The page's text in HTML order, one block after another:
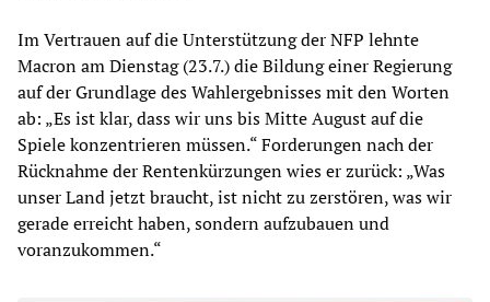
Im Vertrauen auf die Unterstützung der NFP lehnte
Macron am Dienstag (23.7.) die Bildung einer Regierung
auf der Grundlage des Wahlergebnisses mit den Worten
ab: „Es ist klar, dass wir uns bis Mitte August auf die
Spiele konzentrieren müssen.“ Forderungen nach der
Rücknahme der Rentenkürzungen wies er zurück: „Was
unser Land jetzt braucht, ist nicht zu zerstören, was wir
gerade erreicht haben, sondern aufzubauen und
voranzukommen.“